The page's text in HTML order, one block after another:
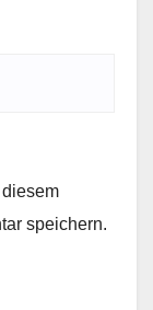
speichern.